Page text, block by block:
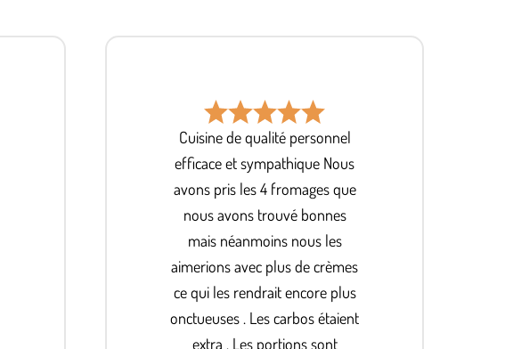
Cuisine de qualité personnel
efficace et sympathique Nous
avons pris les 4 fromages que
nous avons trouvé bonnes
mais néanmoins nous les
aimerions avec plus de crèmes
ce qui les rendrait encore plus
onctueuses . Les carbos étaient
extra . Les portions sont